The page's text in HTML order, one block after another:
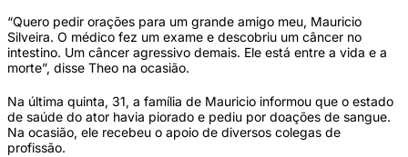
“Quero pedir orações para um grande amigo meu, Mauricio
Silveira. O médico fez um exame e descobriu um câncer no
intestino. Um câncer agressivo demais. Ele está entre a vida e a
morte”, disse Theo na ocasião.
Na última quinta, 31, a família de Mauricio informou que o estado
de saúde do ator havia piorado e pediu por doações de sangue.
Na ocasião, ele recebeu o apoio de diversos colegas de
profissão.